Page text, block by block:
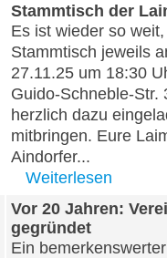
Stammtisch der
Es ist wieder so
Stammtisch jeweils
27.11.25 um 18:30
Guido-Schneble-Str.
herzlich dazu
mitbringen. Eure
Aindorfer...
Weiterlesen
Vor 20 Jahren:
gegründet
Ein